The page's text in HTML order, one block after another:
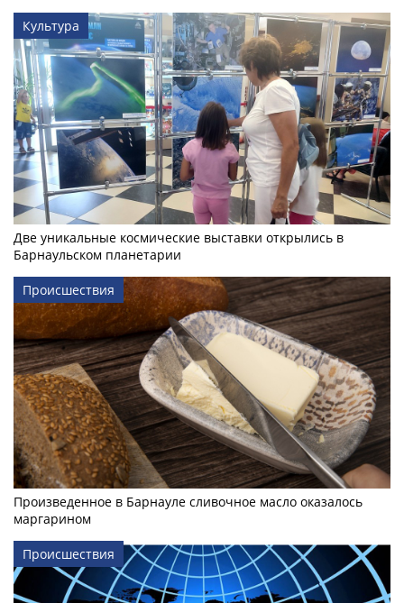
Культура
Две уникальные космические выставки открылись в
Барнаульском планетарии
Происшествия
Произведенное в Барнауле сливочное масло оказалось
маргарином
Происшествия